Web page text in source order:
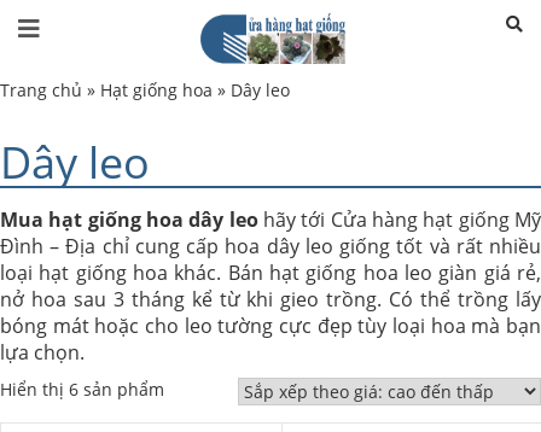
Trang chủ » Hạt giống hoa » Dây leo
Dây leo
Mua hạt giống hoa dây leohãy tới Cửa hàng hạt giống Mỹ
Đình – Địa chỉ cung cấp hoa dây leo giống tốt và rất nhiều
loại hạt giống hoa khác. Bán hạt giống hoa leo giàn giá rẻ,
nở hoa sau 3 tháng kể từ khi gieo trồng. Có thể trồng lấy
bóng mát hoặc cho leo tường cực đẹp tùy loại hoa mà bạn
lựa chọn.
Hiển thị 6 sản phẩm